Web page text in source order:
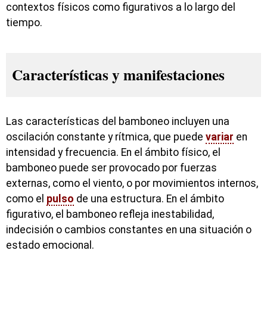
contextos físicos como figurativos a lo largo del
tiempo.
Características y manifestaciones
Las características del bamboneo incluyen una
oscilación constante y rítmica, que puede variar en
intensidad y frecuencia. En el ámbito físico, el
bamboneo puede ser provocado por fuerzas
externas, como el viento, o por movimientos internos,
como el pulso de una estructura. En el ámbito
figurativo, el bamboneo refleja inestabilidad,
indecisión o cambios constantes en una situación o
estado emocional.